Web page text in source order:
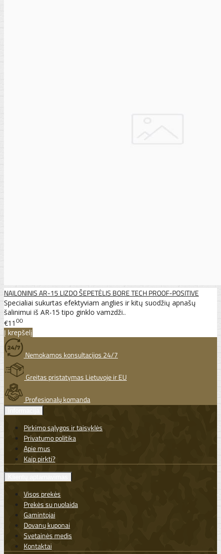
NAILONINIS AR-15 LIZDO ŠEPETĖLIS BORE TECH PROOF-POSITIVE
Specialiai sukurtas efektyviam anglies ir kitų suodžių apnašų
šalinimui iš AR-15 tipo ginklo vamzdži..
€11 00
Į krepšelį
Nemokamos konsultacijos 24/7
Greitas pristatymas Lietuvoje ir EU
Profesionalų komanda
Pirkimo sąlygos ir taisyklės
Privatumo politika
Apie mus
Kaip pirkti?
Visos prekės
Prekės su nuolaida
Gamintojai
Dovanų kuponai
Svetainės medis
Kontaktai